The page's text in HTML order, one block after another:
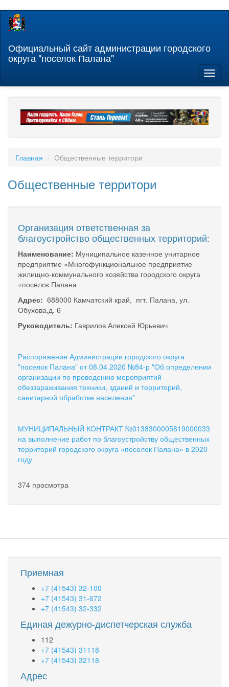
Перейти
содержанию
Официальный сайт администрации городского
округа "поселок Палана"
Главная Общественные территори
Общественные территори
Организация ответственная за
благоустройство общественных территорий:
Наименование: Муниципальное казенное унитарное
предприятие «Многофункциональное предприятие
жилищно-коммунального хозяйства городского округа
«поселок Палана
Адрес: 688000 Камчатский край, пгт. Палана, ул.
Обухова,д. 6
Руководитель: Гаврилов Алексей Юрьевич
Распоряжение Администрации городского округа
"поселок Палана" от 08.04.2020 №84-р "Об определении
организации по проведению мероприятий
обеззараживания техники, зданий и территорий,
санитарной обработке населения"
МУНИЦИПАЛЬНЫЙ КОНТРАКТ №0138300005819000033
на выполнение работ по благоустройству общественных
территорий городского округа «поселок Палана» в 2020
году
374 просмотра
Приемная
+7 (41543) 32-100
+7 (41543) 31-672
+7 (41543) 32-332
Единая дежурно-диспетчерская служба
112
+7 (41543) 31118
+7 (41543) 32118
Адрес